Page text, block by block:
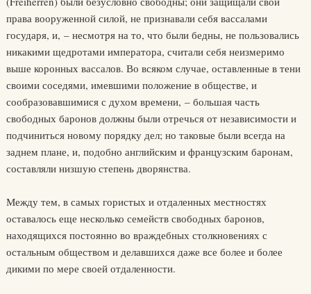
права вооруженной силой, не признавали себя вассалами
государя, и, – несмотря на то, что были бедны, не пользовались
никакими щедротами императора, считали себя неизмеримо
выше коронных вассалов. Во всяком случае, оставленные в тени
своими соседями, имевшими положение в обществе, и
сообразовавшимися с духом времени, – большая часть
свободных баронов должны были отречься от независимости и
подчиниться новому порядку дел; но таковые были всегда на
заднем плане, и, подобно английским и французским баронам,
составляли низшую степень дворянства.
Между тем, в самых гористых и отдаленных местностях
оставалось еще несколько семейств свободных баронов,
находящихся постоянно во враждебных столкновениях с
остальным обществом и делавшихся даже все более и более
дикими по мере своей отдаленности.